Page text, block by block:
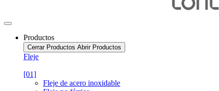
Productos
Cerrar Productos Abrir Productos
Fleje
[01]
Fleje de acero inoxidable